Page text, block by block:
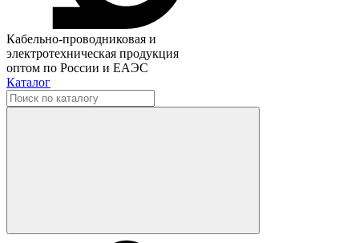
Кабельно-проводниковая и
электротехническая продукция
оптом по России и ЕАЭС
Каталог